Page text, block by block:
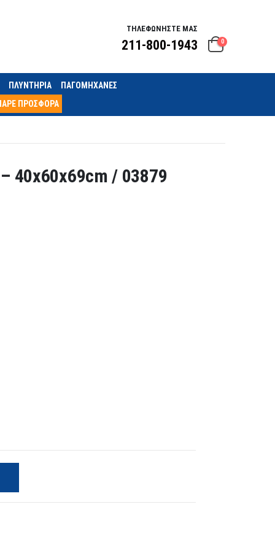
ΤΗΛΕΦΩΝΗΣΤΕ ΜΑΣ
211-800-1943 0
ΠΛΥΝΤΗΡΙΑ
ΠΑΓΟΜΗΧΑΝΕΣ
ΠΡΟΣΦΟΡΑ
40x60x69cm / 03879